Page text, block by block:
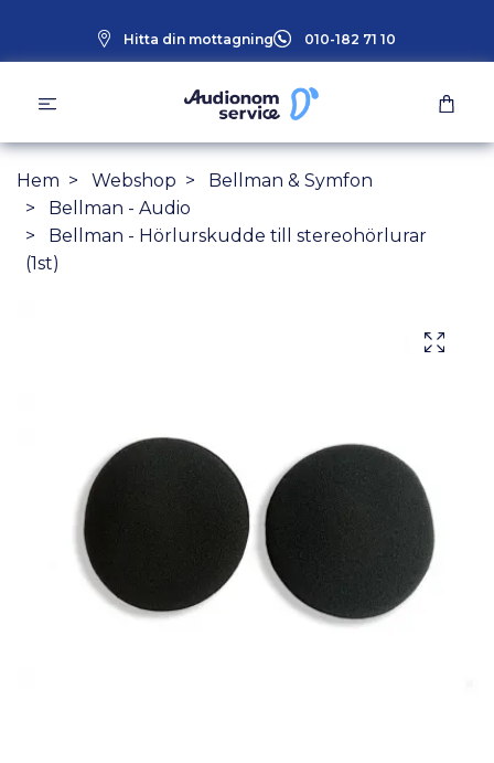
Hitta din mottagning 010-182 71 10
Hem Webshop
Bellman & Symfon
Bellman - Audio
Bellman - Hörlurskudde till stereohörlurar
(1st)